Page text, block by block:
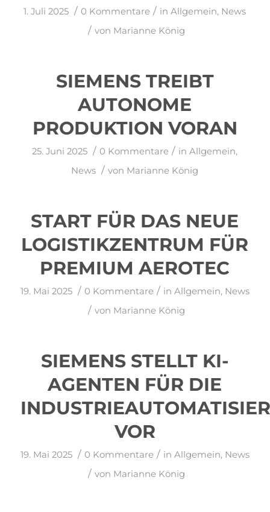
1. Juli 2025 / 0 Kommentare / inAllgemein, News
/ von Marianne König
SIEMENS TREIBT
AUTONOME
PRODUKTION VORAN
25. Juni 2025 / 0 Kommentare / inAllgemein,
News / von Marianne König
START FÜR DAS NEUE
LOGISTIKZENTRUM FÜR
PREMIUM AEROTEC
19. Mai 2025 / 0 Kommentare / in Allgemein, News
/ von Marianne König
SIEMENS STELLT KI-
AGENTEN FÜR DIE
VOR
19. Mai 2025 / 0 Kommentare / in Allgemein, News
/ von Marianne König